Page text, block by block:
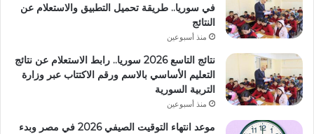
في سوريا.. طريقة تحميل التطبيق والاستعلام عن
النتائج
منذ أسبوعين
نتائج التاسع 2026 سوريا.. رابط الاستعلام عن نتائج
التعليم الأساسي بالاسم ورقم الاكتتاب عبر وزارة
التربية السورية
منذ أسبوعين
موعد انتهاء التوقيت الصيفي 2026 في مصر وبدء